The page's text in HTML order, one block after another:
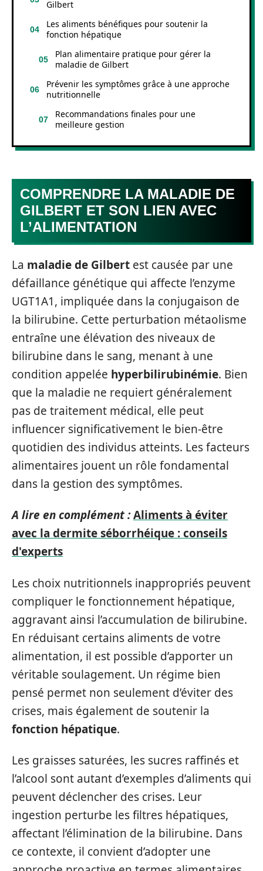
Gilbert
Les aliments bénéfiques pour soutenir la
fonction hépatique
Plan alimentaire pratique pour gérer la
maladie de Gilbert
Prévenir les symptômes grâce à une approche
nutritionnelle
Recommandations finales pour une
meilleure gestion
COMPRENDRE LA MALADIE DE
GILBERT ET SON LIEN AVEC
L’ALIMENTATION
La maladie de Gilbert est causée par une
défaillance génétique qui affecte l’enzyme
UGT1A1, impliquée dans la conjugaison de
la bilirubine. Cette perturbation métaolisme
entraîne une élévation des niveaux de
bilirubine dans le sang, menant à une
condition appelée hyperbilirubinémie. Bien
que la maladie ne requiert généralement
pas de traitement médical, elle peut
influencer significativement le bien-être
quotidien des individus atteints. Les facteurs
alimentaires jouent un rôle fondamental
dans la gestion des symptômes.
A lire en complément :Aliments à éviter
avec la dermite séborrhéique : conseils
d'experts
Les choix nutritionnels inappropriés peuvent
compliquer le fonctionnement hépatique,
aggravant ainsi l’accumulation de bilirubine.
En réduisant certains aliments de votre
alimentation, il est possible d’apporter un
véritable soulagement. Un régime bien
pensé permet non seulement d’éviter des
crises, mais également de soutenir la
fonction hépatique.
Les graisses saturées, les sucres raffinés et
l’alcool sont autant d’exemples d’aliments qui
peuvent déclencher des crises. Leur
ingestion perturbe les filtres hépatiques,
affectant l’élimination de la bilirubine. Dans
ce contexte, il convient d’adopter une